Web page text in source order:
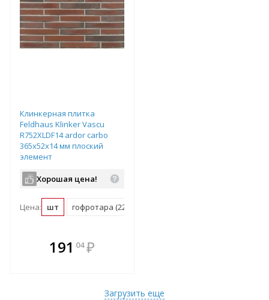
Клинкерная плитка
Feldhaus Klinker Vascu
R752XLDF14 ardor carbo
365х52х14 мм плоский
элемент
Хорошая цена!
Цена: шт гофротара (22 шт)
191 04 ₽
Загрузить еще